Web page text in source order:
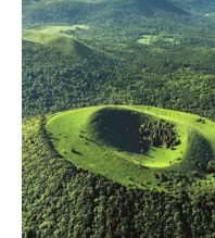
Gastronomie
Recettes
Shopping
Évènements